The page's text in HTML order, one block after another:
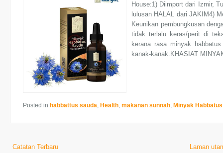
House:1) Diimport dari Izmir,
lulusan HALAL dari JAKIM4)
Keunikan pembungkusan
tidak terlalu keras/perit di
kerana rasa minyak
kanak-kanak.KHASIAT
Posted in habbattus sauda, Health, makanan sunnah, Minyak
Catatan Terbaru Laman